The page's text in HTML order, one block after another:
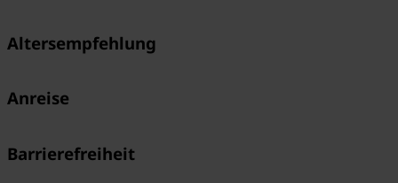
Altersempfehlung
Anreise
Barrierefreiheit